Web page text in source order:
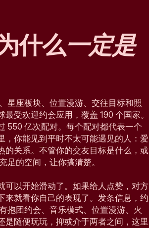
什么一定是
星座板块、位置漫游、交往目标和照
受欢迎约会应用，覆盖 190 个国家。
550 亿次配对。每个配对都代表一个
，你能见到平时不太可能遇见的人：爱
的关系。不管你的交友目标是什么，或
足的空间，让你搞清楚。
可以开始滑动了。如果给人点赞，对方
来就看你自己的表现了。发条信息，约
抱团约会、音乐模式、位置漫游、火
是随便玩玩，抑或介于两者之间，这里